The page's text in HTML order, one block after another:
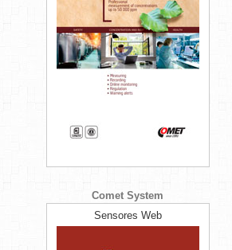
Comet System
Sensores Web